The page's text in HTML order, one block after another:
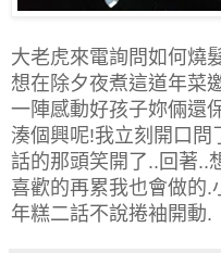
大老虎來電詢問如何燒
想在除夕夜煮這道年菜
一陣感動好孩子妳倆還
湊個興呢!我立刻開口問
話的那頭笑開了..回著..
喜歡的再累我也會做的.
年糕二話不說捲袖開動.